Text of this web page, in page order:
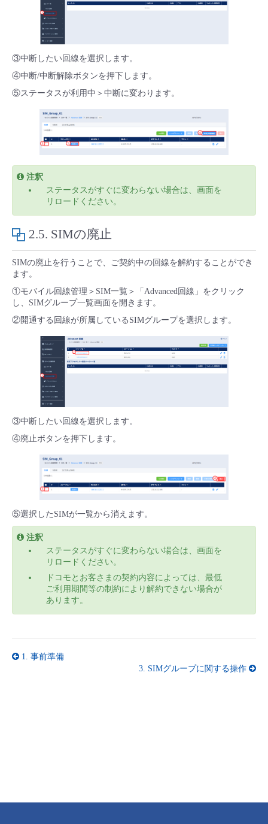
③中断したい回線を選択します。
④中断/中断解除ボタンを押下します。
⑤ステータスが利用中＞中断に変わります。
注釈
ステータスがすぐに変わらない場合は、画面を
リロードください。
2.5. SIMの廃止
SIMの廃止を行うことで、ご契約中の回線を解約することができ
ます。
①モバイル回線管理＞SIM一覧＞「Advanced回線」をクリック
し、SIMグループ一覧画面を開きます。
②開通する回線が所属しているSIMグループを選択します。
③中断したい回線を選択します。
④廃止ボタンを押下します。
⑤選択したSIMが一覧から消えます。
注釈
ステータスがすぐに変わらない場合は、画面を
リロードください。
ドコモとお客さまの契約内容によっては、最低
ご利用期間等の制約により解約できない場合が
あります。
1. 事前準備
3. SIMグループに関する操作